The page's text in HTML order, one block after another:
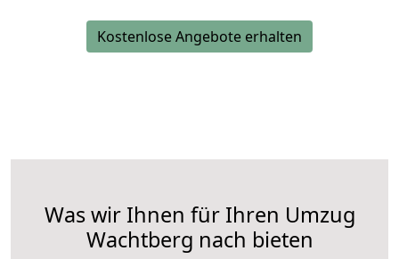
Kostenlose Angebote erhalten
Was wir Ihnen für Ihren Umzug
Wachtberg nach bieten